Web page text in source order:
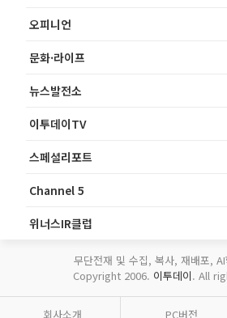
오피니언
문화·라이프
뉴스발전소
이투데이TV
스페셜리포트
Channel 5
위너스IR클럽
무단전재 및 수집, 복사, 재배포,
Copyright 2006. 이투데이. All
회사소개 PC버전